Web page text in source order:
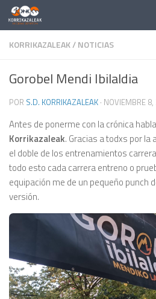
Saltar al contenido
KORRIKAZALEAK/NOTICIAS
Gorobel Mendi Ibilaldia
POR S.D. KORRIKAZALEAK · NOVIEMBRE
Antes de ponerme con la crónica
Korrikazaleak. Gracias a todxs por
el doble de los entrenamientos
todo esto cada carrera entreno o
equipación me de un pequeño punch
versión.